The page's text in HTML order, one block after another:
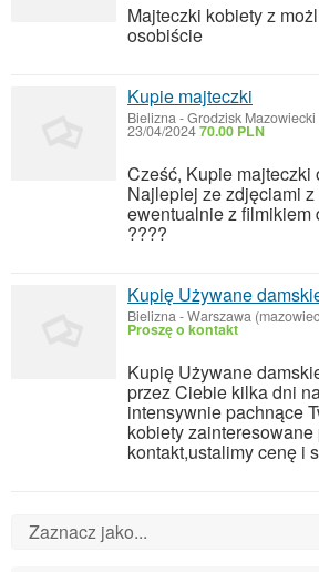
Majteczki kobiety z
osobiście
Kupie majteczki
Bielizna-Grodzisk
23/04/202470.00 PLN
Cześć, Kupie majteczki
Najlepiej ze zdjęciami
ewentualnie z filmikiem
????
Kupię Używane
Bielizna-Warszawa
Proszę o kontakt
Kupię Używane
przez Ciebie kilka dni
intensywnie pachnące
kobiety zainteresowane
kontakt,ustalimy cenę i
Zaznacz jako...